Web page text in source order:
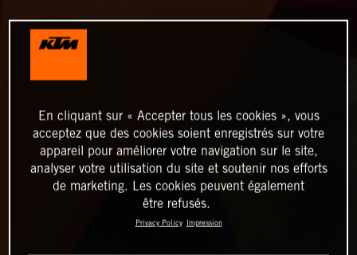
En cliquant sur « Accepter tous les cookies », vous
acceptez que des cookies soient enregistrés sur votre
appareil pour améliorer votre navigation sur le site,
analyser votre utilisation du site et soutenir nos efforts
de marketing. Les cookies peuvent également
être refusés.
Privacy Policy Impression